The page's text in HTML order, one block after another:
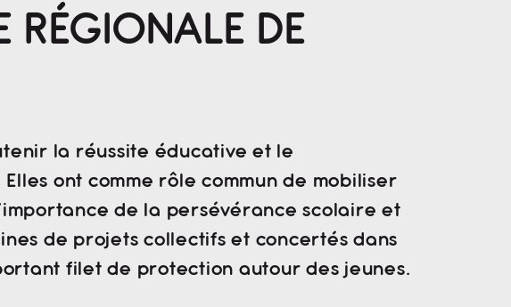
RÉGIONALE DE
la réussite éducative et le
ont comme rôle commun de mobiliser
de la persévérance scolaire et
de projets collectifs et concertés dans
filet de protection autour des jeunes.